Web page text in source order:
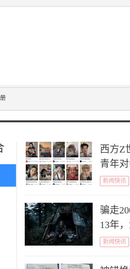
西方Z
青年
新闻快讯
骗走
13年
新闻快讯